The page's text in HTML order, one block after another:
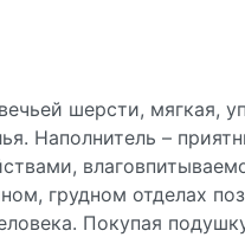
шерсти, мягкая,
Наполнитель –
грудном отделах
Покупая